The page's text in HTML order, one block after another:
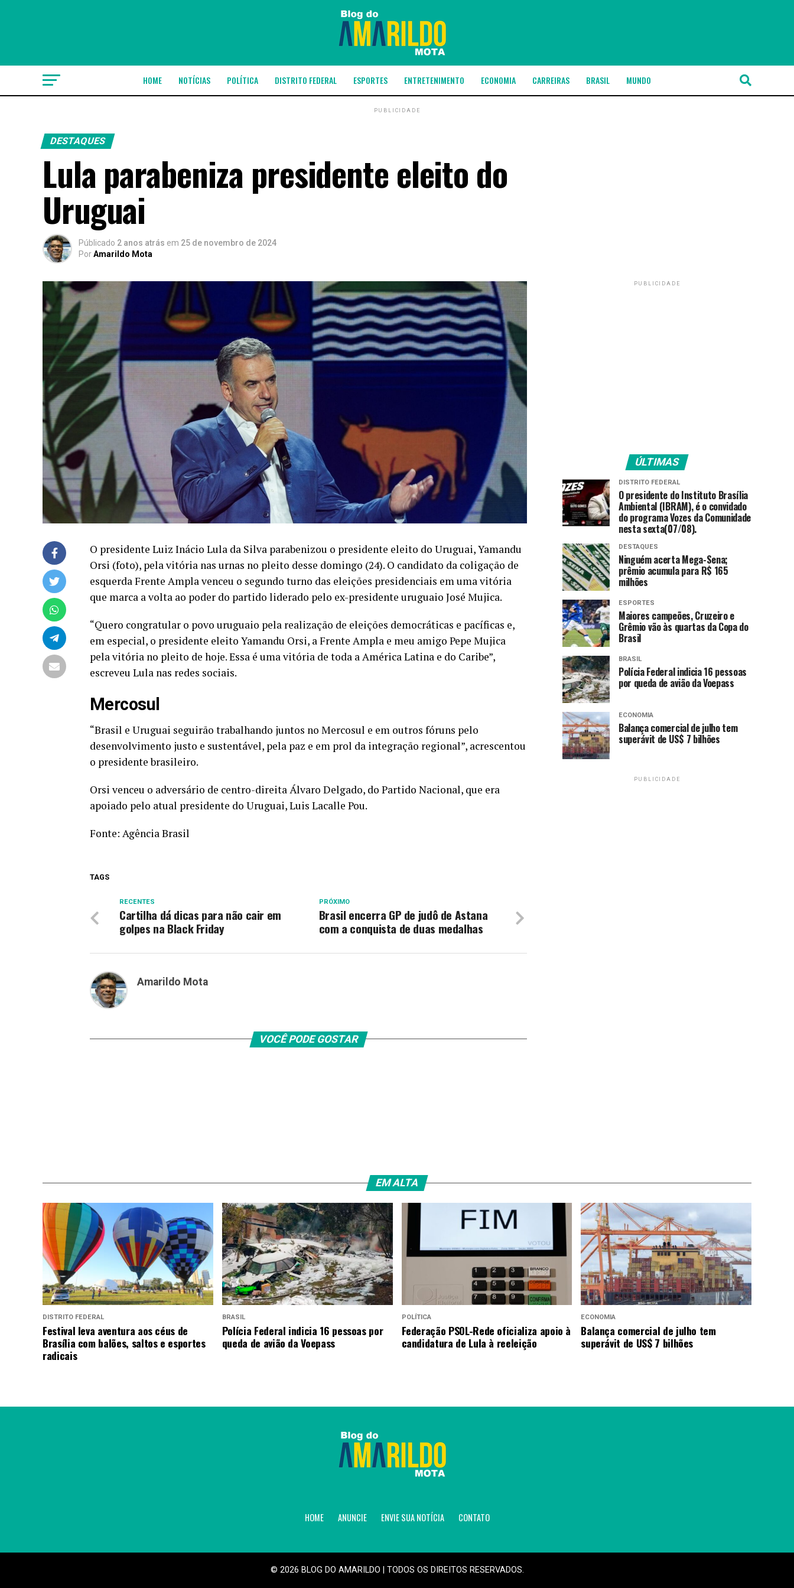
HOME NOTÍCIAS POLÍTICA DISTRITO FEDERAL ESPORTES ENTRETENIMENTO ECONOMIA CARREIRAS BRASIL MUNDO
PUBLICIDADE
DESTAQUES
Lula parabeniza presidente eleito do
Uruguai
Públicado 2 anos atrás em 25 de novembro de 2024
PorAmarildo Mota
O presidente Luiz Inácio Lula da Silva parabenizou o presidente eleito do Uruguai, Yamandu
Orsi (foto), pela vitória nas urnas no pleito desse domingo (24). O candidato da coligação de
esquerda Frente Ampla venceu o segundo turno das eleições presidenciais em uma vitória
que marca a volta ao poder do partido liderado pelo ex-presidente uruguaio José Mujica.
“Quero congratular o povo uruguaio pela realização de eleições democráticas e pacíficas e,
em especial, o presidente eleito Yamandu Orsi, a Frente Ampla e meu amigo Pepe Mujica
pela vitória no pleito de hoje. Essa é uma vitória de toda a América Latina e do Caribe”,
escreveu Lula nas redes sociais.
Mercosul
“Brasil e Uruguai seguirão trabalhando juntos no Mercosul e em outros fóruns pelo
desenvolvimento justo e sustentável, pela paz e em prol da integração regional”, acrescentou
o presidente brasileiro.
Orsi venceu o adversário de centro-direita Álvaro Delgado, do Partido Nacional, que era
apoiado pelo atual presidente do Uruguai, Luis Lacalle Pou.
Fonte: Agência Brasil
TAGS
PRÓXIMO
Brasil encerra GP de judô de Astana
com a conquista de duas medalhas
RECENTES
Cartilha dá dicas para não cair em
golpes na Black Friday
Amarildo Mota
VOCÊ PODE GOSTAR
PUBLICIDADE
ÚLTIMAS
DISTRITO FEDERAL
O presidente do Instituto Brasília
Ambiental (IBRAM), é o convidado
do programa Vozes da Comunidade
nesta sexta(07/08).
DESTAQUES
Ninguém acerta Mega-Sena;
prêmio acumula para R$ 165
milhões
ESPORTES
Maiores campeões, Cruzeiro e
Grêmio vão às quartas da Copa do
Brasil
BRASIL
Polícia Federal indicia 16 pessoas
por queda de avião da Voepass
ECONOMIA
Balança comercial de julho tem
superávit de US$ 7 bilhões
PUBLICIDADE
EM ALTA
DISTRITO FEDERAL
Festival leva aventura aos céus de
Brasília com balões, saltos e esportes
radicais
BRASIL
Polícia Federal indicia 16 pessoas por
queda de avião da Voepass
POLÍTICA
Federação PSOL-Rede oficializa apoio à
candidatura de Lula à reeleição
ECONOMIA
Balança comercial de julho tem
superávit de US$ 7 bilhões
HOME ANUNCIE ENVIE SUA NOTÍCIA CONTATO
© 2026 BLOG DO AMARILDO | TODOS OS DIREITOS RESERVADOS.